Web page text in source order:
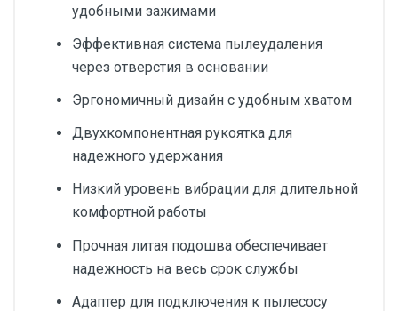
удобными зажимами
Эффективная система пылеудаления
через отверстия в основании
Эргономичный дизайн с удобным хватом
Двухкомпонентная рукоятка для
надежного удержания
Низкий уровень вибрации для длительной
комфортной работы
Прочная литая подошва обеспечивает
надежность на весь срок службы
Адаптер для подключения к пылесосу